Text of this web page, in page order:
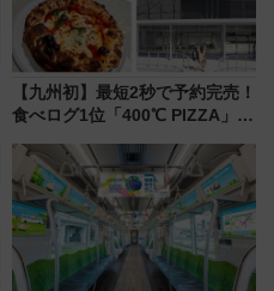
【九州初】最短2秒で予約完売！
食べログ1位「400℃ PIZZA」が
プン。もつ鍋風など限定メニュ
ーも